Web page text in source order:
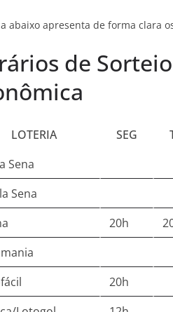
abaixo apresenta de forma clara
de
LOTERIA SEG
Sena
Sena
20h
20h